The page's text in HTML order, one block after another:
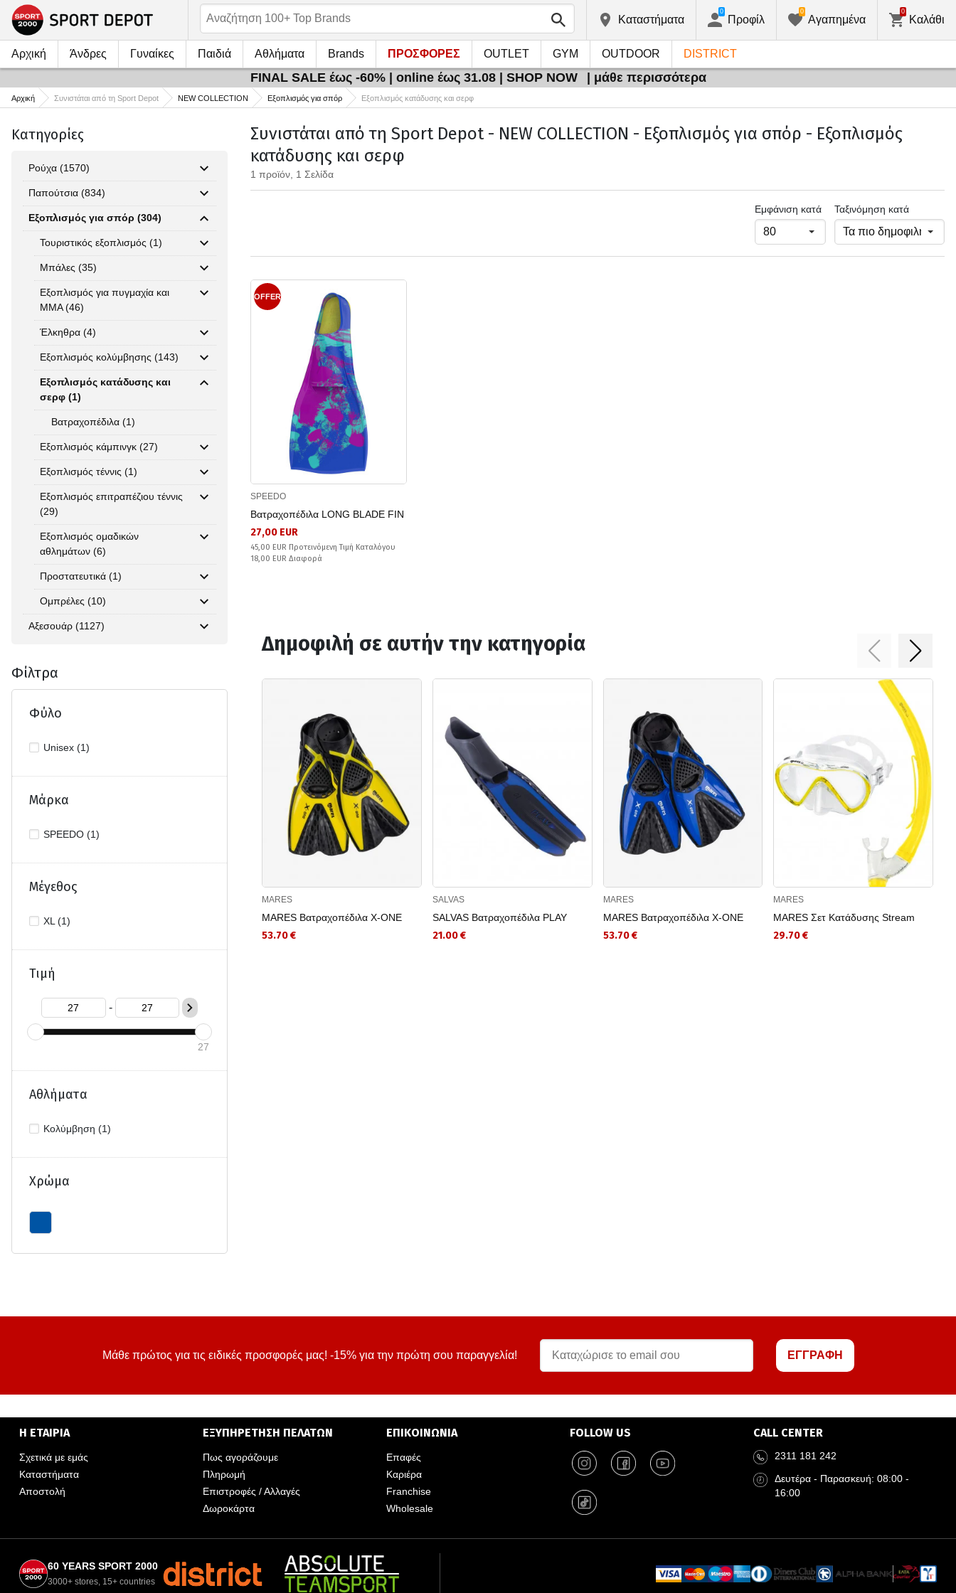
Kαταστήματα Προφίλ
0
Αγαπημένα
0
Καλάθι
0
Αρχική Άνδρες Γυναίκες Παιδιά Αθλήματα Brands ΠΡΟΣΦΟΡΕΣ OUTLET GYM OUTDOOR DISTRICT
FINAL SALE έως -60% | online έως 31.08 | SHOP NOW | μάθε περισσότερα
Αρχική Συνιστάται από τη Sport Depot NEW COLLECTION Εξοπλισμός για σπόρ Εξοπλισμός κατάδυσης και σερφ
Κατηγορίες
Ρούχα (1570)
Παπούτσια (834)
Εξοπλισμός για σπόρ (304)
Τουριστικός εξοπλισμός (1)
Μπάλες (35)
Εξοπλισμός για πυγμαχία και
MMA (46)
Έλκηθρα (4)
Εξοπλισμός κολύμβησης (143)
Εξοπλισμός κατάδυσης και
σερφ (1)
Βατραχοπέδιλα (1)
Εξοπλισμός κάμπινγκ (27)
Εξοπλισμός τέννις (1)
Εξοπλισμός επιτραπέζιου τέννις
(29)
Εξοπλισμός ομαδικών
αθλημάτων (6)
Προστατευτικά (1)
Ομπρέλες (10)
Αξεσουάρ (1127)
Φίλτρα
Φύλο
Unisex (1)
Μάρκα
SPEEDO (1)
Μέγεθος
XL (1)
Τιμή
-
27
Αθλήματα
Κολύμβηση (1)
Χρώμα
Συνιστάται από τη Sport Depot - NEW COLLECTION - Εξοπλισμός για σπόρ - Εξοπλισμός
κατάδυσης και σερφ
1 προϊόν, 1 Σελίδα
Εμφάνιση κατά Ταξινόμηση κατά
OFFER
SPEEDO
Βατραχοπέδιλα LONG BLADE FIN
27,00 EUR
45,00 EUR Προτεινόμενη Τιμή Καταλόγου
18,00 EUR Διαφορά
Δημοφιλή σε αυτήν την κατηγορία
MARES
MARES Βατραχοπέδιλα X-ONE
53.70 €
SALVAS
SALVAS Βατραχοπέδιλα PLAY
21.00 €
MARES
MARES Βατραχοπέδιλα X-ONE
53.70 €
MARES
MARES Σετ Κατάδυσης Stream
29.70 €
Μάθε πρώτος για τις ειδικές προσφορές μας! -15% για την πρώτη σου παραγγελία! ΕΓΓΡΑΦΗ
Η ΕΤΑΙΡΙΑ
Σχετικά με εμάς
Καταστήματα
Αποστολή
ΕΞΥΠΗΡΕΤΗΣΗ ΠΕΛΑΤΩΝ
Πως αγοράζουμε
Πληρωμή
Επιστροφές / Αλλαγές
Δωροκάρτα
ΕΠΙΚΟΙΝΩΝΙΑ
Επαφές
Καριέρα
Franchise
Wholesale
FOLLOW US CALL CENTER
2311 181 242
Δευτέρα - Παρασκευή: 08:00 -
16:00
60 YEARS SPORT 2000
3000+ stores, 15+ countries